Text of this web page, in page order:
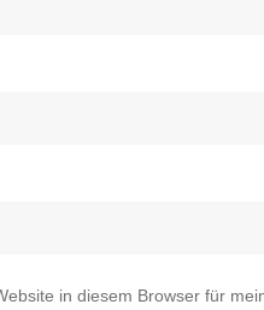
in diesem Browser für